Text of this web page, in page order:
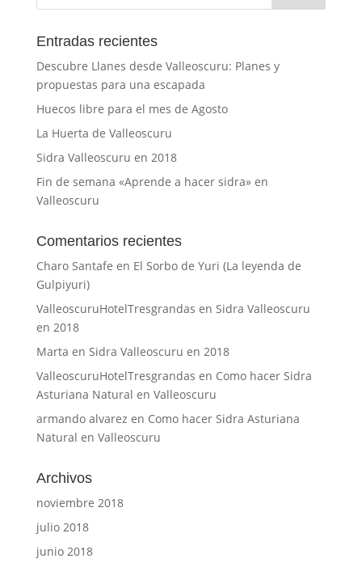
Entradas recientes
Descubre Llanes desde Valleoscuru: Planes y
propuestas para una escapada
Huecos libre para el mes de Agosto
La Huerta de Valleoscuru
Sidra Valleoscuru en 2018
Fin de semana «Aprende a hacer sidra» en
Valleoscuru
Comentarios recientes
Charo Santafe en El Sorbo de Yuri (La leyenda de
Gulpiyuri)
ValleoscuruHotelTresgrandas en Sidra Valleoscuru
en 2018
Marta en Sidra Valleoscuru en 2018
ValleoscuruHotelTresgrandas en Como hacer Sidra
Asturiana Natural en Valleoscuru
armando alvarez en Como hacer Sidra Asturiana
Natural en Valleoscuru
Archivos
noviembre 2018
julio 2018
junio 2018